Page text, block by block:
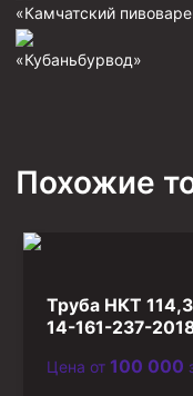
Фрезеры пилотные
Райберы конусные
Ключи
Колокола
Быстроразъёмные
«Камчатский
«Кубаньбурвод»
Похожие
Труба НКТ
14-161-237-
Цена от 100 000